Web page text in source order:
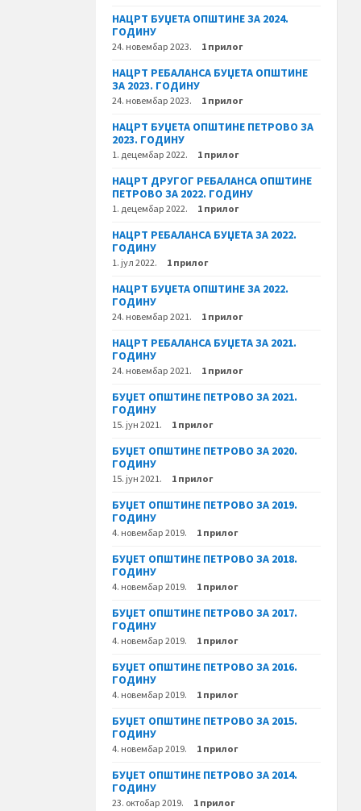
НАЦРТ БУЏЕТА ОПШТИНЕ ЗА 2024.
ГОДИНУ
24. новембар 2023. 1 прилог
НАЦРТ РЕБАЛАНСА БУЏЕТА ОПШТИНЕ
ЗА 2023. ГОДИНУ
24. новембар 2023. 1 прилог
НАЦРТ БУЏЕТА ОПШТИНЕ ПЕТРОВО ЗА
2023. ГОДИНУ
1. децембар 2022. 1 прилог
НАЦРТ ДРУГОГ РЕБАЛАНСА ОПШТИНЕ
ПЕТРОВО ЗА 2022. ГОДИНУ
1. децембар 2022. 1 прилог
НАЦРТ РЕБАЛАНСА БУЏЕТА ЗА 2022.
ГОДИНУ
1. јул 2022. 1 прилог
НАЦРТ БУЏЕТА ОПШТИНЕ ЗА 2022.
ГОДИНУ
24. новембар 2021. 1 прилог
НАЦРТ РЕБАЛАНСА БУЏЕТА ЗА 2021.
ГОДИНУ
24. новембар 2021. 1 прилог
БУЏЕТ ОПШТИНЕ ПЕТРОВО ЗА 2021.
ГОДИНУ
15. јун 2021. 1 прилог
БУЏЕТ ОПШТИНЕ ПЕТРОВО ЗА 2020.
ГОДИНУ
15. јун 2021. 1 прилог
БУЏЕТ ОПШТИНЕ ПЕТРОВО ЗА 2019.
ГОДИНУ
4. новембар 2019. 1 прилог
БУЏЕТ ОПШТИНЕ ПЕТРОВО ЗА 2018.
ГОДИНУ
4. новембар 2019. 1 прилог
БУЏЕТ ОПШТИНЕ ПЕТРОВО ЗА 2017.
ГОДИНУ
4. новембар 2019. 1 прилог
БУЏЕТ ОПШТИНЕ ПЕТРОВО ЗА 2016.
ГОДИНУ
4. новембар 2019. 1 прилог
БУЏЕТ ОПШТИНЕ ПЕТРОВО ЗА 2015.
ГОДИНУ
4. новембар 2019. 1 прилог
БУЏЕТ ОПШТИНЕ ПЕТРОВО ЗА 2014.
ГОДИНУ
23. октобар 2019. 1 прилог